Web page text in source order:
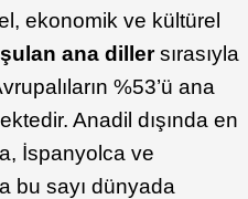
ekonomik ve kültürel
ana dillersırasıyla
%53’ü ana
Anadil dışında en
İspanyolca ve
bu sayı dünyada